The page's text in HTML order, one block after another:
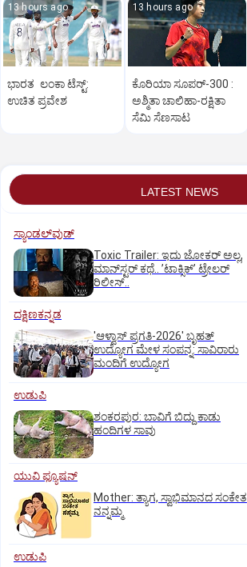
13 hours ago
ಭಾರತ ಲಂಕಾ ಟೆಸ್ಟ್:
ಉಚಿತ ಪ್ರವೇಶ
13 hours ago
ಕೊರಿಯಾ ಸೂಪರ್‌-300 :
ಅಶ್ಮಿತಾ ಚಾಲಿಹಾ-ರಕ್ಷಿತಾ
ಸೆಮಿ ಸೆಣಸಾಟ
LATEST NEWS
ಸ್ಯಾಂಡಲ್‌ವುಡ್‌
Toxic Trailer: ಇದು ಜೋಕರ್‌ ಅಲ್ಲ,
ಮಾನ್‌ಸ್ಟರ್‌ ಕಥೆ.. ʼಟಾಕ್ಸಿಕ್‌ʼ ಟ್ರೇಲರ್‌
ರಿಲೀಸ್..
ದಕ್ಷಿಣಕನ್ನಡ
'ಆಳ್ವಾಸ್‌ ಪ್ರಗತಿ-2026' ಬೃಹತ್
ಉದ್ಯೋಗ ಮೇಳ ಸಂಪನ್ನ: ಸಾವಿರಾರು
ಮಂದಿಗೆ ಉದ್ಯೋಗ
ಉಡುಪಿ
ಶಂಕರಪುರ: ಬಾವಿಗೆ ಬಿದ್ದು ಕಾಡು
ಹಂದಿಗಳ ಸಾವು
ಯುವಿ ಫ್ಯೂಷನ್
Mother: ತ್ಯಾಗ, ಸ್ವಾಭಿಮಾನದ ಸಂಕೇತ
ನನ್ನಮ್ಮ
ಉಡುಪಿ